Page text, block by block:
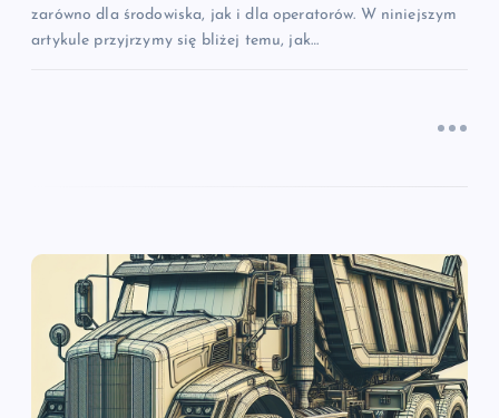
zarówno dla środowiska, jak i dla operatorów. W niniejszym
artykule przyjrzymy się bliżej temu, jak…